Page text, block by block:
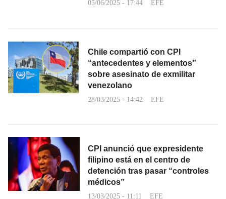
05/06/2025 - 17:44 EFE
Chile compartió con CPI
“antecedentes y elementos”
sobre asesinato de exmilitar
venezolano
28/03/2025 - 14:42 EFE
CPI anunció que expresidente
filipino está en el centro de
detención tras pasar “controles
médicos”
13/03/2025 - 11:11 EFE